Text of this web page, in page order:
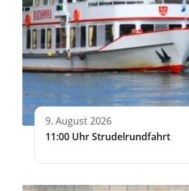
9. August 2026
11:00 Uhr Strudelrundfahrt